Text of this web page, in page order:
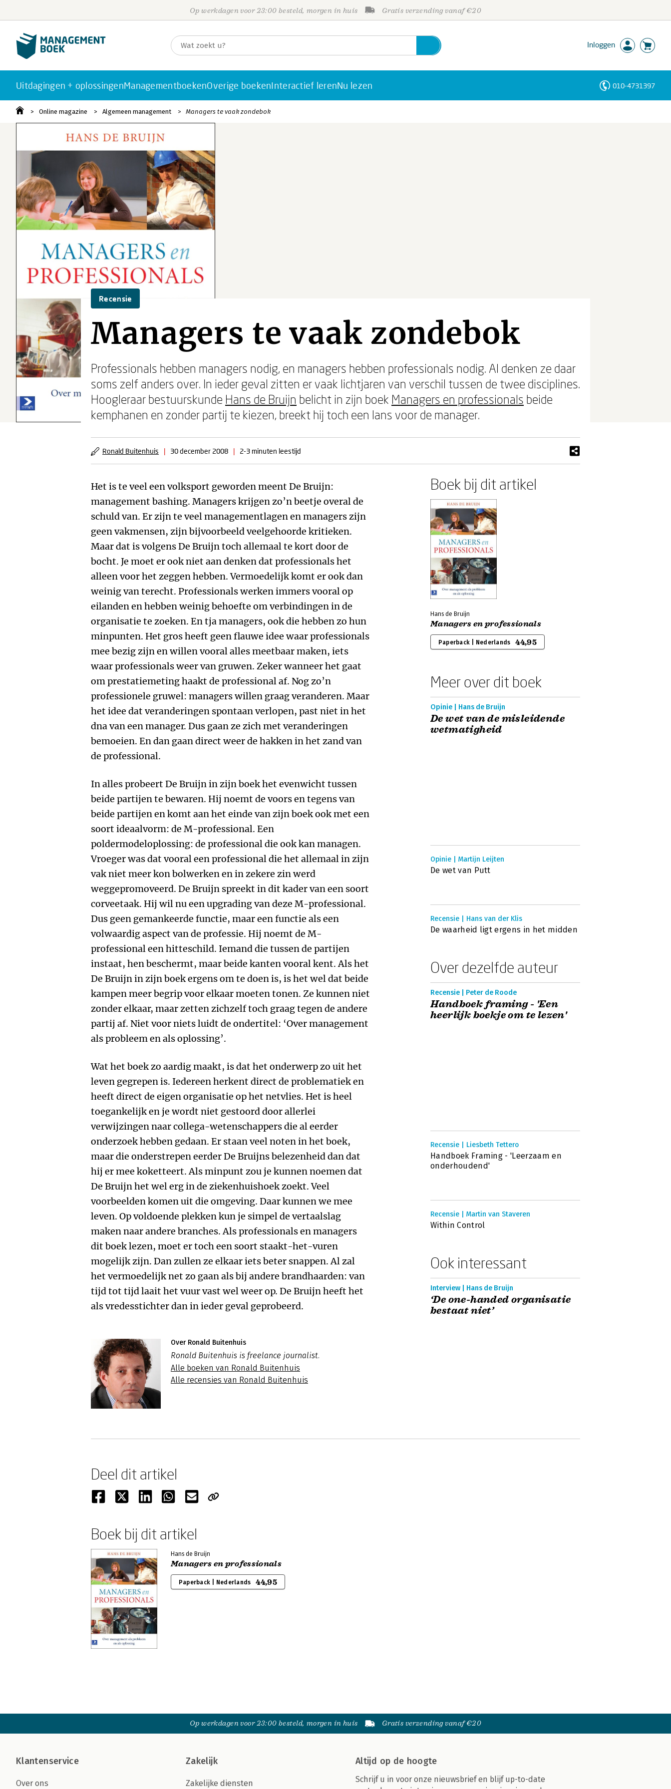
Op werkdagen voor 23:00 besteld, morgen in huis Gratis verzending vanaf €20
Inloggen
Uitdagingen + oplossingenManagementboekenOverige boekenInteractief lerenNu lezen 010-4731397
Online magazine Algemeen management Managers te vaak zondebok
Recensie
Managers te vaak zondebok
Professionals hebben managers nodig, en managers hebben professionals nodig. Al denken ze daar
soms zelf anders over. In ieder geval zitten er vaak lichtjaren van verschil tussen de twee disciplines.
Hoogleraar bestuurskunde Hans de Bruijn belicht in zijn boek Managers en professionals beide
kemphanen en zonder partij te kiezen, breekt hij toch een lans voor de manager.
Ronald Buitenhuis | 30 december 2008 | 2-3 minuten leestijd
Het is te veel een volksport geworden meent De Bruijn:
management bashing. Managers krijgen zo’n beetje overal de
schuld van. Er zijn te veel managementlagen en managers zijn
geen vakmensen, zijn bijvoorbeeld veelgehoorde kritieken.
Maar dat is volgens De Bruijn toch allemaal te kort door de
bocht. Je moet er ook niet aan denken dat professionals het
alleen voor het zeggen hebben. Vermoedelijk komt er ook dan
weinig van terecht. Professionals werken immers vooral op
eilanden en hebben weinig behoefte om verbindingen in de
organisatie te zoeken. En tja managers, ook die hebben zo hun
minpunten. Het gros heeft geen flauwe idee waar professionals
mee bezig zijn en willen vooral alles meetbaar maken, iets
waar professionals weer van gruwen. Zeker wanneer het gaat
om prestatiemeting haakt de professional af. Nog zo’n
professionele gruwel: managers willen graag veranderen. Maar
het idee dat veranderingen spontaan verlopen, past niet in het
dna van een manager. Dus gaan ze zich met veranderingen
bemoeien. En dan gaan direct weer de hakken in het zand van
de professional.
In alles probeert De Bruijn in zijn boek het evenwicht tussen
beide partijen te bewaren. Hij noemt de voors en tegens van
beide partijen en komt aan het einde van zijn boek ook met een
soort ideaalvorm: de M-professional. Een
poldermodeloplossing: de professional die ook kan managen.
Vroeger was dat vooral een professional die het allemaal in zijn
vak niet meer kon bolwerken en in zekere zin werd
weggepromoveerd. De Bruijn spreekt in dit kader van een soort
corveetaak. Hij wil nu een upgrading van deze M-professional.
Dus geen gemankeerde functie, maar een functie als een
volwaardig aspect van de professie. Hij noemt de M-
professional een hitteschild. Iemand die tussen de partijen
instaat, hen beschermt, maar beide kanten vooral kent. Als het
De Bruijn in zijn boek ergens om te doen is, is het wel dat beide
kampen meer begrip voor elkaar moeten tonen. Ze kunnen niet
zonder elkaar, maar zetten zichzelf toch graag tegen de andere
partij af. Niet voor niets luidt de ondertitel: ‘Over management
als probleem en als oplossing’.
Wat het boek zo aardig maakt, is dat het onderwerp zo uit het
leven gegrepen is. Iedereen herkent direct de problematiek en
heeft direct de eigen organisatie op het netvlies. Het is heel
toegankelijk en je wordt niet gestoord door allerlei
verwijzingen naar collega-wetenschappers die al eerder
onderzoek hebben gedaan. Er staan veel noten in het boek,
maar die onderstrepen eerder De Bruijns belezenheid dan dat
hij er mee koketteert. Als minpunt zou je kunnen noemen dat
De Bruijn het wel erg in de ziekenhuishoek zoekt. Veel
voorbeelden komen uit die omgeving. Daar kunnen we mee
leven. Op voldoende plekken kun je simpel de vertaalslag
maken naar andere branches. Als professionals en managers
dit boek lezen, moet er toch een soort staakt-het-vuren
mogelijk zijn. Dan zullen ze elkaar iets beter snappen. Al zal
het vermoedelijk net zo gaan als bij andere brandhaarden: van
tijd tot tijd laait het vuur vast wel weer op. De Bruijn heeft het
als vredesstichter dan in ieder geval geprobeerd.
Over Ronald Buitenhuis
Ronald Buitenhuis is freelance journalist.
Alle boeken van Ronald Buitenhuis
Alle recensies van Ronald Buitenhuis
Boek bij dit artikel
Hans de Bruijn
Managers en professionals
Paperback | Nederlands 44,95
Meer over dit boek
Opinie | Hans de Bruijn
De wet van de misleidende
wetmatigheid
Opinie | Martijn Leijten
De wet van Putt
Recensie | Hans van der Klis
De waarheid ligt ergens in het midden
Over dezelfde auteur
Recensie | Peter de Roode
Handboek framing - 'Een
heerlijk boekje om te lezen'
Recensie | Liesbeth Tettero
Handboek Framing - 'Leerzaam en
onderhoudend'
Recensie | Martin van Staveren
Within Control
Ook interessant
Interview | Hans de Bruijn
‘De one-handed organisatie
bestaat niet’
Deel dit artikel
Boek bij dit artikel
Hans de Bruijn
Managers en professionals
Paperback | Nederlands 44,95
Op werkdagen voor 23:00 besteld, morgen in huis Gratis verzending vanaf €20
Klantenservice
Over ons
Zakelijk
Zakelijke diensten
Altijd op de hoogte
Schrijf u in voor onze nieuwsbrief en blijf up-to-date
Personen